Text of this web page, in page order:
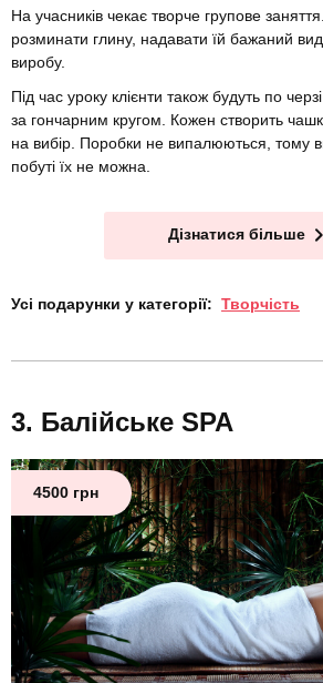
На учасників чекає творче групове
розминати глину, надавати їй бажаний
виробу.
Під час уроку клієнти також будуть по
за гончарним кругом. Кожен створить
на вибір. Поробки не випалюються, тому
побуті їх не можна.
Дізнатися більше
Усі подарунки у категорії: Творчість
Балійське SPA
4500 грн